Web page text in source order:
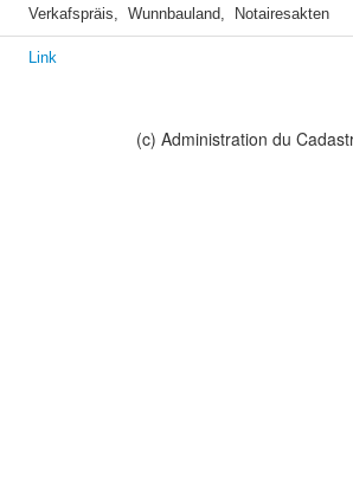
Verkafspräis,  Wunnbauland,  Notairesakten
Link
(c) Administration du